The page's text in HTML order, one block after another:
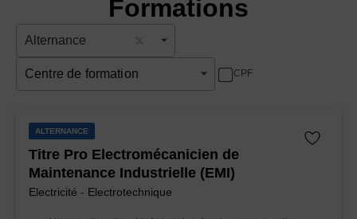
Formations
Alternance
Centre de formation CPF
ALTERNANCE
Titre Pro Electromécanicien de
Maintenance Industrielle (EMI)
Electricité - Electrotechnique